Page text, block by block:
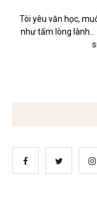
Tôi yêu văn học,
như tấm lòng